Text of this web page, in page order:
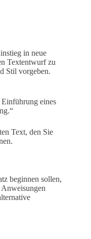
in neue
Textentwurf zu
Stil vorgeben.
eines
Text, den Sie
beginnen sollen,